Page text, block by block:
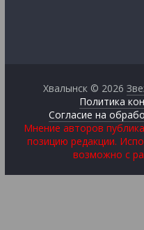
Хвалынск © 2026
Политика
Согласие на
Мнение авторов
позицию редакции.
возможно с